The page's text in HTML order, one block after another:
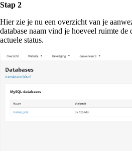
Stap 2
Hier zie je nu een overzicht van je
database naam vind je hoeveel ruimte de
actuele status.